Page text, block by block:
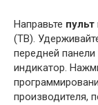
Направьте пульт
(ТВ).
передней
индикатор.
производителя,